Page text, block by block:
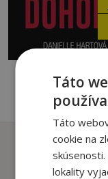
tento
Táto
Táto
cookie na
lokality